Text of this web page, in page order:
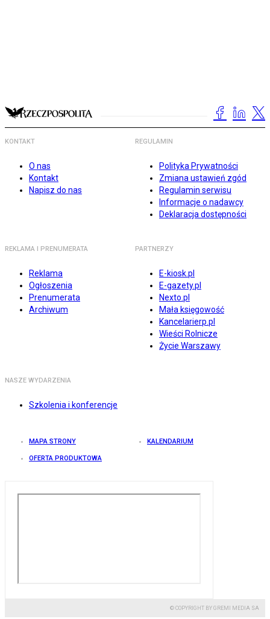
KONTAKT
O nas
Kontakt
Napisz do nas
REGULAMIN
Polityka Prywatności
Zmiana ustawień zgód
Regulamin serwisu
Informacje o nadawcy
Deklaracja dostępności
REKLAMA I PRENUMERATA
Reklama
Ogłoszenia
Prenumerata
Archiwum
PARTNERZY
E-kiosk.pl
E-gazety.pl
Nexto.pl
Mała księgowość
Kancelarierp.pl
Wieści Rolnicze
Życie Warszawy
NASZE WYDARZENIA
Szkolenia i konferencje
MAPA STRONY KALENDARIUM
OFERTA PRODUKTOWA
© COPYRIGHT BY GREMI MEDIA SA